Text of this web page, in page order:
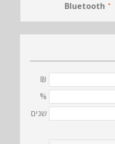
Bluetooth
₪
%
שנים